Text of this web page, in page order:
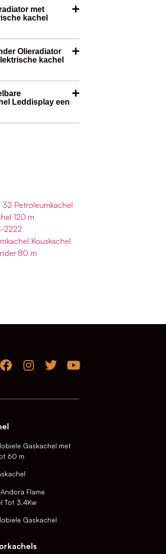
met
kachel
Olieradiator
kachel
Leddisplay een
32 Petroleumkachel
120 m
2222
Kouskachel
80 m
Gaskachel met
60 m
Flame
Tot 3,4Kw
Gaskachel